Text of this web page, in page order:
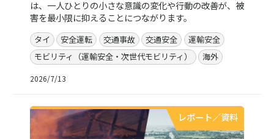
は、一人ひとりの小さな意識の変化や行動の改善が、被
害を最小限に抑えることにつながります。
タイ 安全運転 交通事故 交通安全
運輸安全
モビリティ（運輸安全・次世代モビリティ）
海外
2026/7/13
レポート／資料